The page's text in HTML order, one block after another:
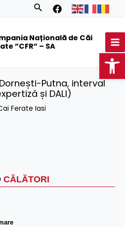
Search
Națională de Căi
”CFR” – SA
CĂLĂTORI
Putna, interval
și DALI)
Ferate Iasi